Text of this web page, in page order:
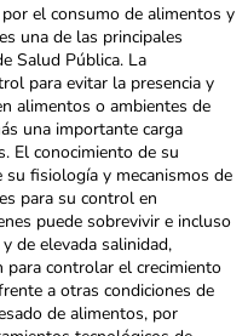
el consumo de alimentos y
una de las principales
Salud Pública. La
para evitar la presencia y
alimentos o ambientes de
una importante carga
El conocimiento de su
su fisiología y mecanismos de
para su control en
puede sobrevivir e incluso
de elevada salinidad,
para controlar el crecimiento
a otras condiciones de
de alimentos, por